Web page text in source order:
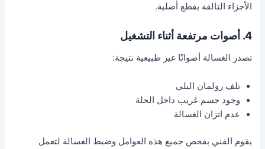
الأجزاء التالفة بقطع أصلية.
4. أصوات مرتفعة أثناء التشغيل
تصدر الغسالة أصواتًا غير طبيعية نتيجة:
تلف رولمان البلي
وجود جسم غريب داخل الحلة
عدم اتزان الغسالة
يقوم الفني بفحص جميع هذه العوامل وضبط الغسالة لتعمل